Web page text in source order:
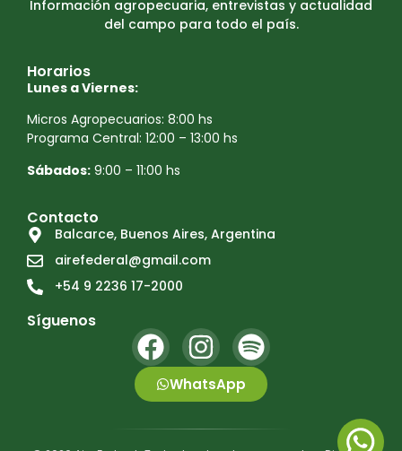
Información agropecuaria, entrevistas y actualidad
del campo para todo el país.
Horarios
Lunes a Viernes:
Micros Agropecuarios: 8:00 hs
Programa Central: 12:00 – 13:00 hs
Sábados: 9:00 – 11:00 hs
Contacto
Balcarce, Buenos Aires, Argentina
airefederal@gmail.com
+54 9 2236 17-2000
Síguenos
WhatsApp